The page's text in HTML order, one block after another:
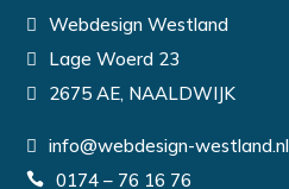
Webdesign Westland
Lage Woerd 23
2675 AE, NAALDWIJK
info@webdesign-westland.nl
0174 – 76 16 76